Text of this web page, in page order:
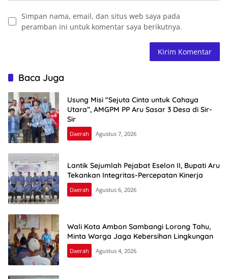
Simpan nama, email, dan situs web saya pada
peramban ini untuk komentar saya berikutnya.
Baca Juga
Usung Misi “Sejuta Cinta untuk Cahaya
Utara”, AMGPM PP Aru Sasar 3 Desa di Sir-
Sir
Daerah Agustus 7, 2026
Lantik Sejumlah Pejabat Eselon II, Bupati Aru
Tekankan Integritas-Percepatan Kinerja
Daerah Agustus 6, 2026
Wali Kota Ambon Sambangi Lorong Tahu,
Minta Warga Jaga Kebersihan Lingkungan
Daerah Agustus 4, 2026